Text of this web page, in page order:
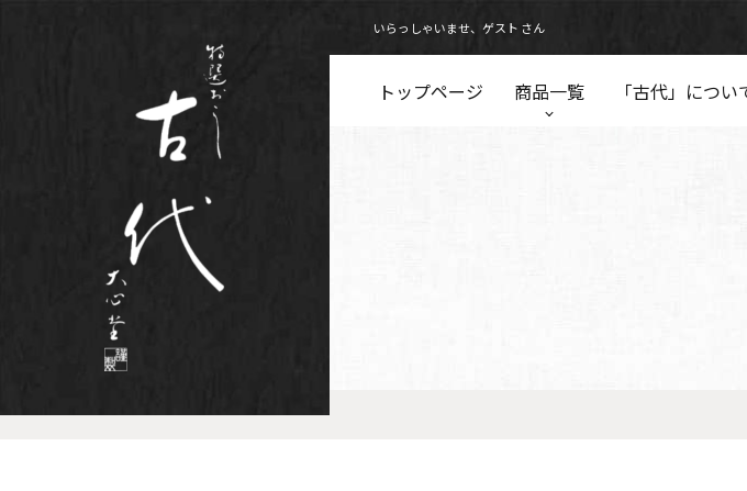
いらっしゃいませ、 ゲスト さん
トップページ 商品一覧 「古代」につい